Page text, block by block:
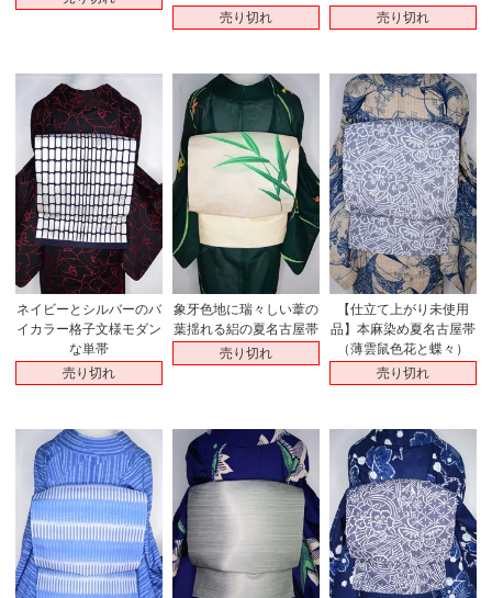
売り切れ
売り切れ
ネイビーとシルバーのバ
イカラー格子文様モダン
な単帯
売り切れ
象牙色地に瑞々しい葦の
葉揺れる絽の夏名古屋帯
売り切れ
【仕立て上がり未使用
品】本麻染め夏名古屋帯
（薄雲鼠色花と蝶々）
売り切れ